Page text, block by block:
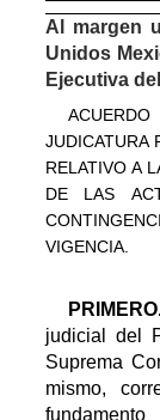
Al margen
Unidos
Ejecutiva
JUDICATURA
RELATIVO A
DE LAS
VIGENCIA.
judicial del
Suprema
mismo,